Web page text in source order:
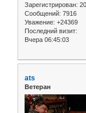
Зарегистрирован:
Сообщений: 7916
Уважение: +24369
Последний визит:
Вчера 06:45:03
ats
Ветеран